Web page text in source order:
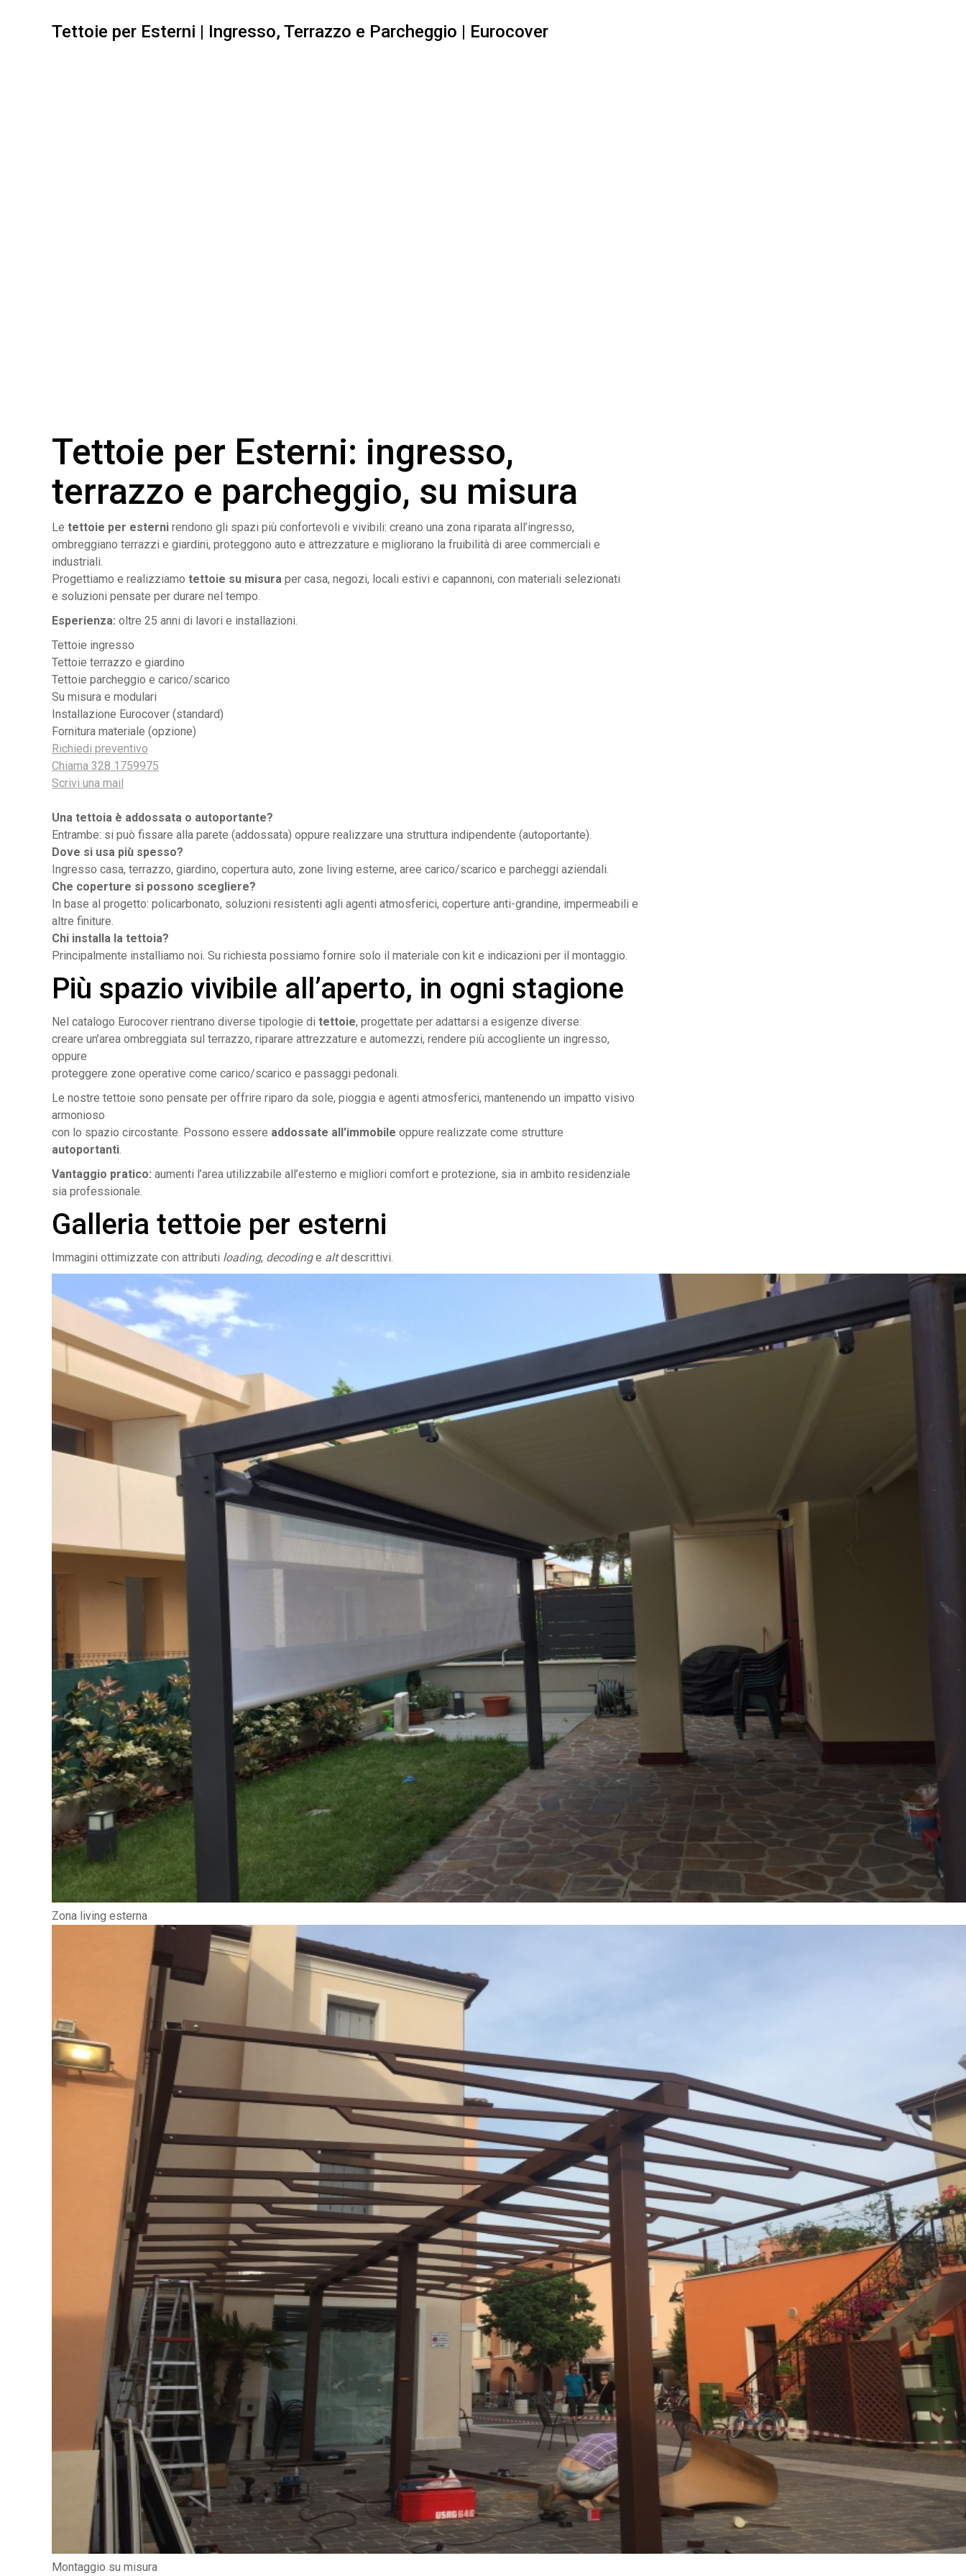
Tettoie per Esterni | Ingresso, Terrazzo e Parcheggio | Eurocover
Tettoie per Esterni: ingresso,
terrazzo e parcheggio, su misura
Le tettoie per esterni rendono gli spazi più confortevoli e vivibili: creano una zona riparata all’ingresso,
ombreggiano terrazzi e giardini, proteggono auto e attrezzature e migliorano la fruibilità di aree commerciali e
industriali.
Progettiamo e realizziamo tettoie su misura per casa, negozi, locali estivi e capannoni, con materiali selezionati
e soluzioni pensate per durare nel tempo.
Esperienza: oltre 25 anni di lavori e installazioni.
Tettoie ingresso
Tettoie terrazzo e giardino
Tettoie parcheggio e carico/scarico
Su misura e modulari
Installazione Eurocover (standard)
Fornitura materiale (opzione)
Richiedi preventivo
Chiama 328 1759975
Scrivi una mail
Una tettoia è addossata o autoportante?
Entrambe: si può fissare alla parete (addossata) oppure realizzare una struttura indipendente (autoportante).
Dove si usa più spesso?
Ingresso casa, terrazzo, giardino, copertura auto, zone living esterne, aree carico/scarico e parcheggi aziendali.
Che coperture si possono scegliere?
In base al progetto: policarbonato, soluzioni resistenti agli agenti atmosferici, coperture anti-grandine, impermeabili e
altre finiture.
Chi installa la tettoia?
Principalmente installiamo noi. Su richiesta possiamo fornire solo il materiale con kit e indicazioni per il montaggio.
Più spazio vivibile all’aperto, in ogni stagione
Nel catalogo Eurocover rientrano diverse tipologie di tettoie, progettate per adattarsi a esigenze diverse:
creare un’area ombreggiata sul terrazzo, riparare attrezzature e automezzi, rendere più accogliente un ingresso,
oppure
proteggere zone operative come carico/scarico e passaggi pedonali.
Le nostre tettoie sono pensate per offrire riparo da sole, pioggia e agenti atmosferici, mantenendo un impatto visivo
armonioso
con lo spazio circostante. Possono essere addossate all’immobile oppure realizzate come strutture
autoportanti.
Vantaggio pratico: aumenti l’area utilizzabile all’esterno e migliori comfort e protezione, sia in ambito residenziale
sia professionale.
Galleria tettoie per esterni
Immagini ottimizzate con attributi loading, decodinge altdescrittivi.
Zona living esterna
Montaggio su misura